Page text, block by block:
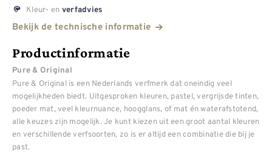
Kleur- en verfadvies
Bekijk de technische informatie
Productinformatie
Pure & Original
Pure & Original is een Nederlands verfmerk dat oneindig veel
mogelijkheden biedt. Uitgesproken kleuren, pastel, vergrijsde tinten,
poeder mat, veel kleurnuance, hoogglans, of mat én waterafstotend,
alle keuzes zijn mogelijk. Je kunt kiezen uit een groot aantal kleuren
en verschillende verfsoorten, zo is er altijd een combinatie die bij je
past.